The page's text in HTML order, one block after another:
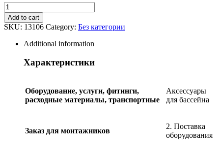
Ремкомплект
с
самоклеящейся
заплаткой
изделий,
quantity
Add to cart
SKU: 13106 Category: Без категории
Additional information
Характеристики
Оборудование, услуги, фитинги,
расходные материалы, транспортные
Аксессуары
для бассейна
Заказ для монтажников
2. Поставка
оборудования